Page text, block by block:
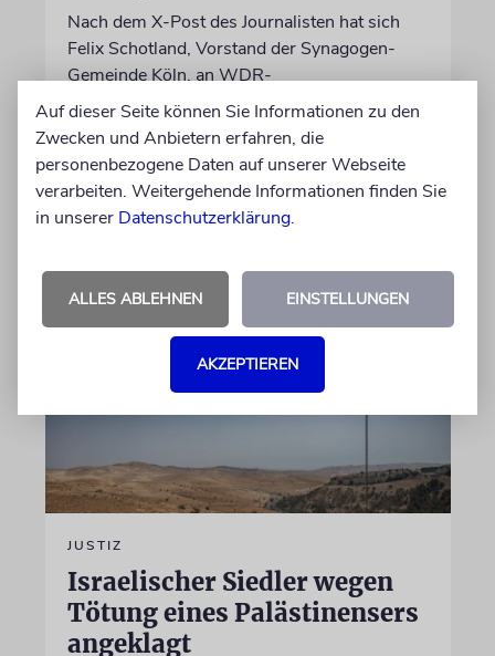
Nach dem X-Post des Journalisten hat sich
Felix Schotland, Vorstand der Synagogen-
Gemeinde Köln, an WDR-
Programmdirektorin Andrea Schafarczyk
gewandt. Wir dokumentieren das Schreiben
im Wortlaut
von Felix Schotland
JUSTIZ
Israelischer Siedler wegen
Tötung eines Palästinensers
angeklagt
Auf dieser Seite können Sie Informationen zu den
Zwecken und Anbietern erfahren, die
personenbezogene Daten auf unserer Webseite
verarbeiten. Weitergehende Informationen finden Sie
in unserer Datenschutzerklärung.
ALLES ABLEHNEN EINSTELLUNGEN
AKZEPTIEREN